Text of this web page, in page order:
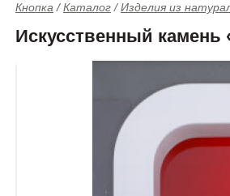
Кнопка /Каталог /Изделия из
Искусственный камень